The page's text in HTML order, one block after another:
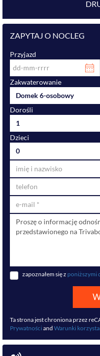
ZAPYTAJ O NOCLEG
Przyjazd
Zakwaterowanie
Domek 6-osobowy
Dorośli
1
Dzieci
0
zapoznałem się z poniższymi
Ta strona jest chroniona przez
Prywatności and Warunki